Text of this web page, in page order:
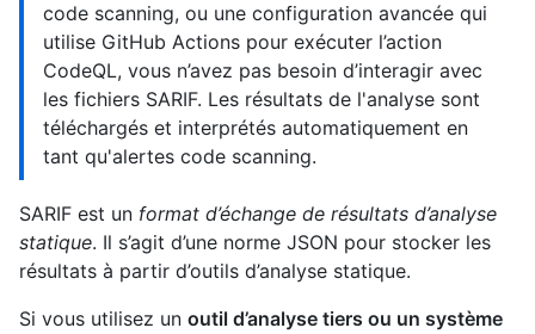
code scanning, ou une configuration avancée qui
utilise GitHub Actions pour exécuter l’action
CodeQL, vous n’avez pas besoin d’interagir avec
les fichiers SARIF. Les résultats de l'analyse sont
téléchargés et interprétés automatiquement en
tant qu'alertes code scanning.
SARIF est un format d’échange de résultats d’analyse
statique. Il s’agit d’une norme JSON pour stocker les
résultats à partir d’outils d’analyse statique.
Si vous utilisez un outil d’analyse tiers ou un système